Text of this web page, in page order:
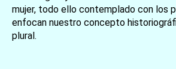
mujer, todo ello contemplado con los
enfocan nuestro concepto
plural.